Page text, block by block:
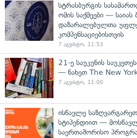
სტრასბურგის
ომის საქმეები —
დაზარალებულთა
კომპენსაციებისთვის
7 აგვისტო, 11:53
21-ე საუკუნის
— ნახეთ The New
7 აგვისტო, 11:00
ისწავლე
სტიპენდიით —
საერთაშორისო